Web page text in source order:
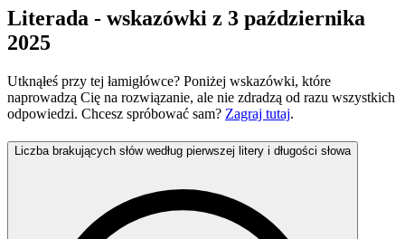
Literada - wskazówki z 3 października
2025
Utknąłeś przy tej łamigłówce? Poniżej wskazówki, które
naprowadzą Cię na rozwiązanie, ale nie zdradzą od razu wszystkich
odpowiedzi. Chcesz spróbować sam? Zagraj tutaj.
Liczba brakujących słów według pierwszej litery i długości słowa